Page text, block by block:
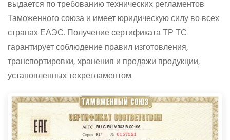
выдается по требованию технических регламентов
Таможенного союза и имеет юридическую силу во всех
странах ЕАЭС. Получение сертификата ТР ТС
гарантирует соблюдение правил изготовления,
транспортировки, хранения и продажи продукции,
установленных техрегламентом.